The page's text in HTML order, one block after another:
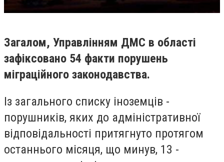
Загалом, Управлінням ДМС в області
зафіксовано 54 факти порушень
міграційного законодавства.
Із загального списку іноземців -
порушників, яких до адміністративної
відповідальності притягнуто протягом
останнього місяця, що минув, 13 -